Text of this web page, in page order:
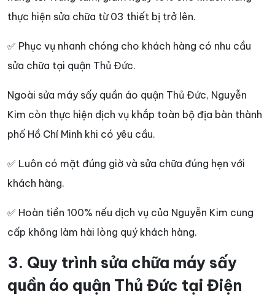
thực hiện sửa chữa từ 03 thiết bị trở lên.
✅ Phục vụ nhanh chóng cho khách hàng có nhu cầu
sửa chữa tại quận Thủ Đức.
Ngoài sửa máy sấy quần áo quận Thủ Đức, Nguyễn
Kim còn thực hiện dịch vụ khắp toàn bộ địa bàn thành
phố Hồ Chí Minh khi có yêu cầu.
✅ Luôn có mặt đúng giờ và sửa chữa đúng hẹn với
khách hàng.
✅ Hoàn tiền 100% nếu dịch vụ của Nguyễn Kim cung
cấp không làm hài lòng quý khách hàng.
3. Quy trình sửa chữa máy sấy
quần áo quận Thủ Đức tại Điện